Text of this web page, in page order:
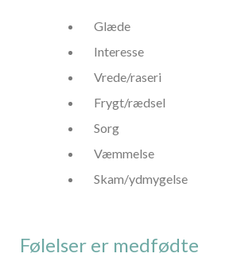
Glæde
Interesse
Vrede/raseri
Frygt/rædsel
Sorg
Væmmelse
Skam/ydmygelse
Følelser er medfødte